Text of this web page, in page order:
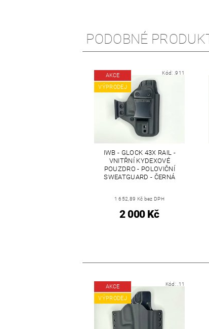
PODOBNÉ
AKCE
VÝPRODEJ
Kód:.911
IWB - GLOCK 43X RAIL -
VNITŘNÍ KYDEXOVÉ
POUZDRO - POLOVIČNÍ
SWEATGUARD - ČERNÁ
1 652,89 Kč bez DPH
2 000 Kč
AKCE
VÝPRODEJ
Kód: .11